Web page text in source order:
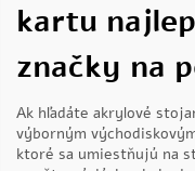
kartu
značky na
Ak hľadáte akrylové
výborným
ktoré sa umiestňujú na